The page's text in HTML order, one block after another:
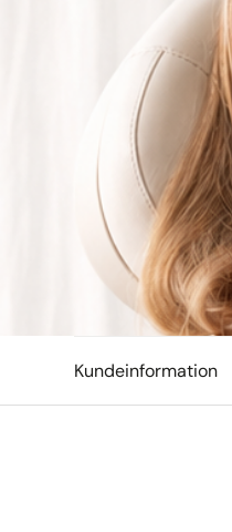
Kundeinformation